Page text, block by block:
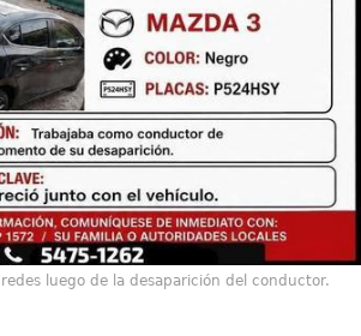
luego de la desaparición del conductor.